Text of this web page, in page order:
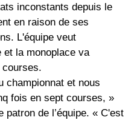
inconstants depuis le
en raison de ses
L'équipe veut
et la monoplace va
championnat et nous
fois en sept courses, »
patron de l’équipe. « C'est